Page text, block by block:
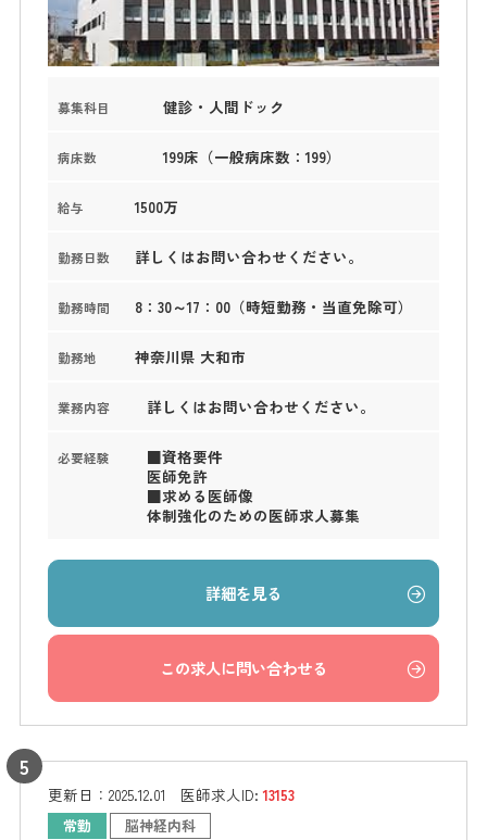
募集科目 健診・人間ドック
病床数 199床（一般病床数：199）
給与 1500万
勤務日数 詳しくはお問い合わせください。
勤務時間 8：30～17：00（時短勤務・当直免除可）
勤務地 神奈川県 大和市
業務内容 詳しくはお問い合わせください。
必要経験
■資格要件
医師免許
■求める医師像
体制強化のための医師求人募集
詳細を見る
この求人に問い合わせる
更新日： 2025.12.01 医師求人ID:13153
常勤 脳神経内科